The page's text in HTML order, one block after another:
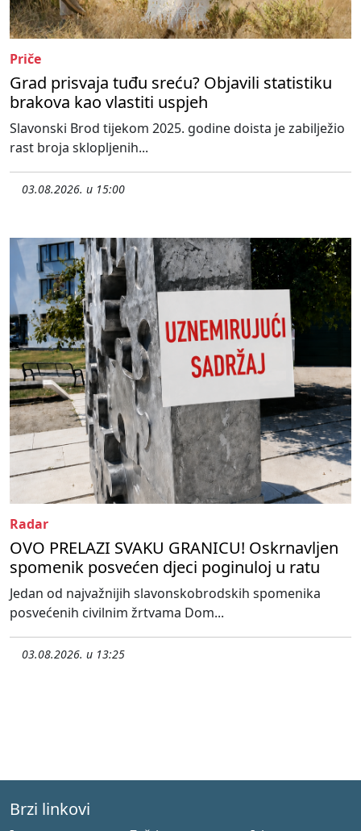
Priče
Grad prisvaja tuđu sreću? Objavili statistiku
brakova kao vlastiti uspjeh
Slavonski Brod tijekom 2025. godine doista je zabilježio
rast broja sklopljenih...
03.08.2026. u 15:00
Radar
OVO PRELAZI SVAKU GRANICU! Oskrnavljen
spomenik posvećen djeci poginuloj u ratu
Jedan od najvažnijih slavonskobrodskih spomenika
posvećenih civilnim žrtvama Dom...
03.08.2026. u 13:25
Brzi linkovi